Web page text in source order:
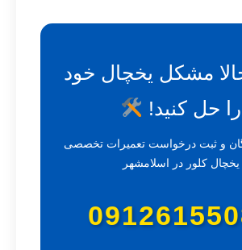
مشکل یخچال خود
را حل کنید!
و ثبت درخواست تعمیرات تخصصی
یخچال کلور در اسلامشهر